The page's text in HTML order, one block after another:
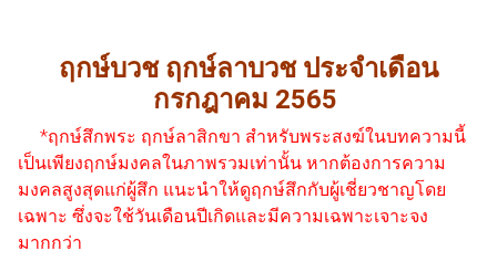
ฤกษ์บวช ฤกษ์ลาบวช ประจำเดือน
กรกฎาคม 2565
*ฤกษ์สึกพระ ฤกษ์ลาสิกขา สำหรับพระสงฆ์ในบทความนี้
เป็นเพียงฤกษ์มงคลในภาพรวมเท่านั้น หากต้องการความ
มงคลสูงสุดแก่ผู้สึก แนะนำให้ดูฤกษ์สึกกับผู้เชี่ยวชาญโดย
เฉพาะ ซึ่งจะใช้วันเดือนปีเกิดและมีความเฉพาะเจาะจง
มากกว่า